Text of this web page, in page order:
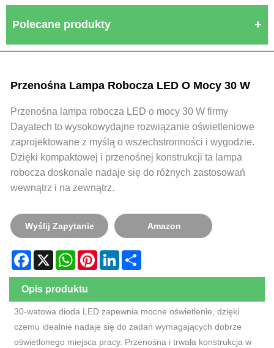
Polecane produkty
Przenośna Lampa Robocza LED O Mocy 30 W
Przenośna lampa robocza LED o mocy 30 W firmy
Dayatech to wysokowydajne rozwiązanie oświetleniowe
zaprojektowane z myślą o wszechstronności i wygodzie.
Dzięki kompaktowej i przenośnej konstrukcji ta lampa
robocza doskonale nadaje się do różnych zastosowań
wewnątrz i na zewnątrz.
Wyślij Zapytanie Amazon
Facebook
X WhatsApp
PinterestLinkedIn
Opis produktu
30-watowa dioda LED zapewnia mocne oświetlenie, dzięki
czemu idealnie nadaje się do zadań wymagających dobrze
oświetlonego miejsca pracy. Przenośna i trwała konstrukcja w